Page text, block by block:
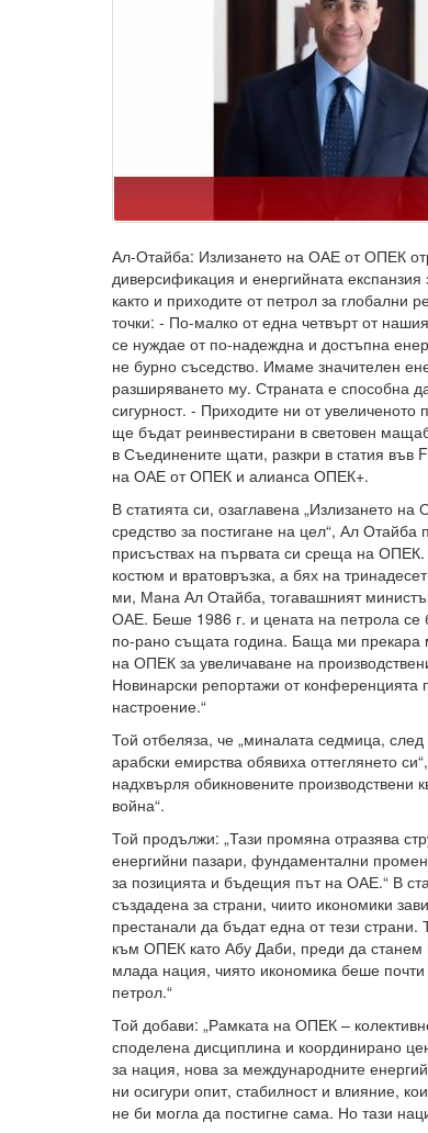
Ал-Отайба: Излизането на ОАЕ от ОПЕК
диверсификация и енергийната експанзия
както и приходите от петрол за глобални
точки: - По-малко от една четвърт от
се нуждае от по-надеждна и достъпна
не бурно съседство. Имаме значителен
разширяването му. Страната е способна
сигурност. - Приходите ни от увеличеното
ще бъдат реинвестирани в световен
в Съединените щати, разкри в статия във
на ОАЕ от ОПЕК и алианса ОПЕК+.
В статията си, озаглавена „Излизането
средство за постигане на цел“, Ал
присъствах на първата си среща на
костюм и вратовръзка, а бях на
ми, Мана Ал Отайба, тогавашният
ОАЕ. Беше 1986 г. и цената на петрола
по-рано същата година. Баща ми прекара
на ОПЕК за увеличаване на
Новинарски репортажи от конференцията
настроение.“
Той отбеляза, че „миналата седмица,
арабски емирства обявиха оттеглянето
надхвърля обикновените производствени
война“.
Той продължи: „Тази промяна отразява
енергийни пазари, фундаментални
за позицията и бъдещия път на ОАЕ.“ В
създадена за страни, чиито икономики
престанали да бъдат една от тези
към ОПЕК като Абу Даби, преди да
млада нация, чиято икономика беше
петрол.“
Той добави: „Рамката на ОПЕК –
споделена дисциплина и координирано
за нация, нова за международните
ни осигури опит, стабилност и влияние,
не би могла да постигне сама. Но тази